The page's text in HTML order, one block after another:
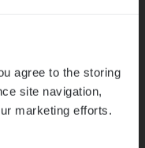
agree to the storing
site navigation,
marketing efforts.